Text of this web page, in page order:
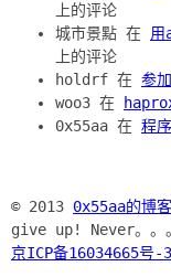
上的评论
城市景點 在 用
上的评论
holdrf 在 参
woo3 在
0x55aa 在 程
© 2013 0x55aa的博客
give up! Never。。
京ICP备16034665号-3